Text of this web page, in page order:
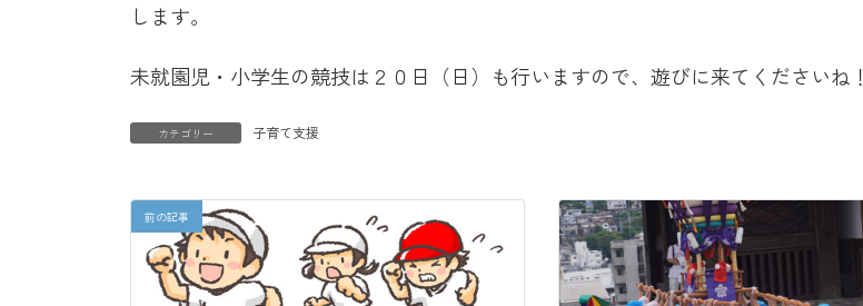
します。
未就園児・小学生の競技は２０日（日）も行いますので、遊びに来てくださいね！
カテゴリー 子育て支援
前の記事